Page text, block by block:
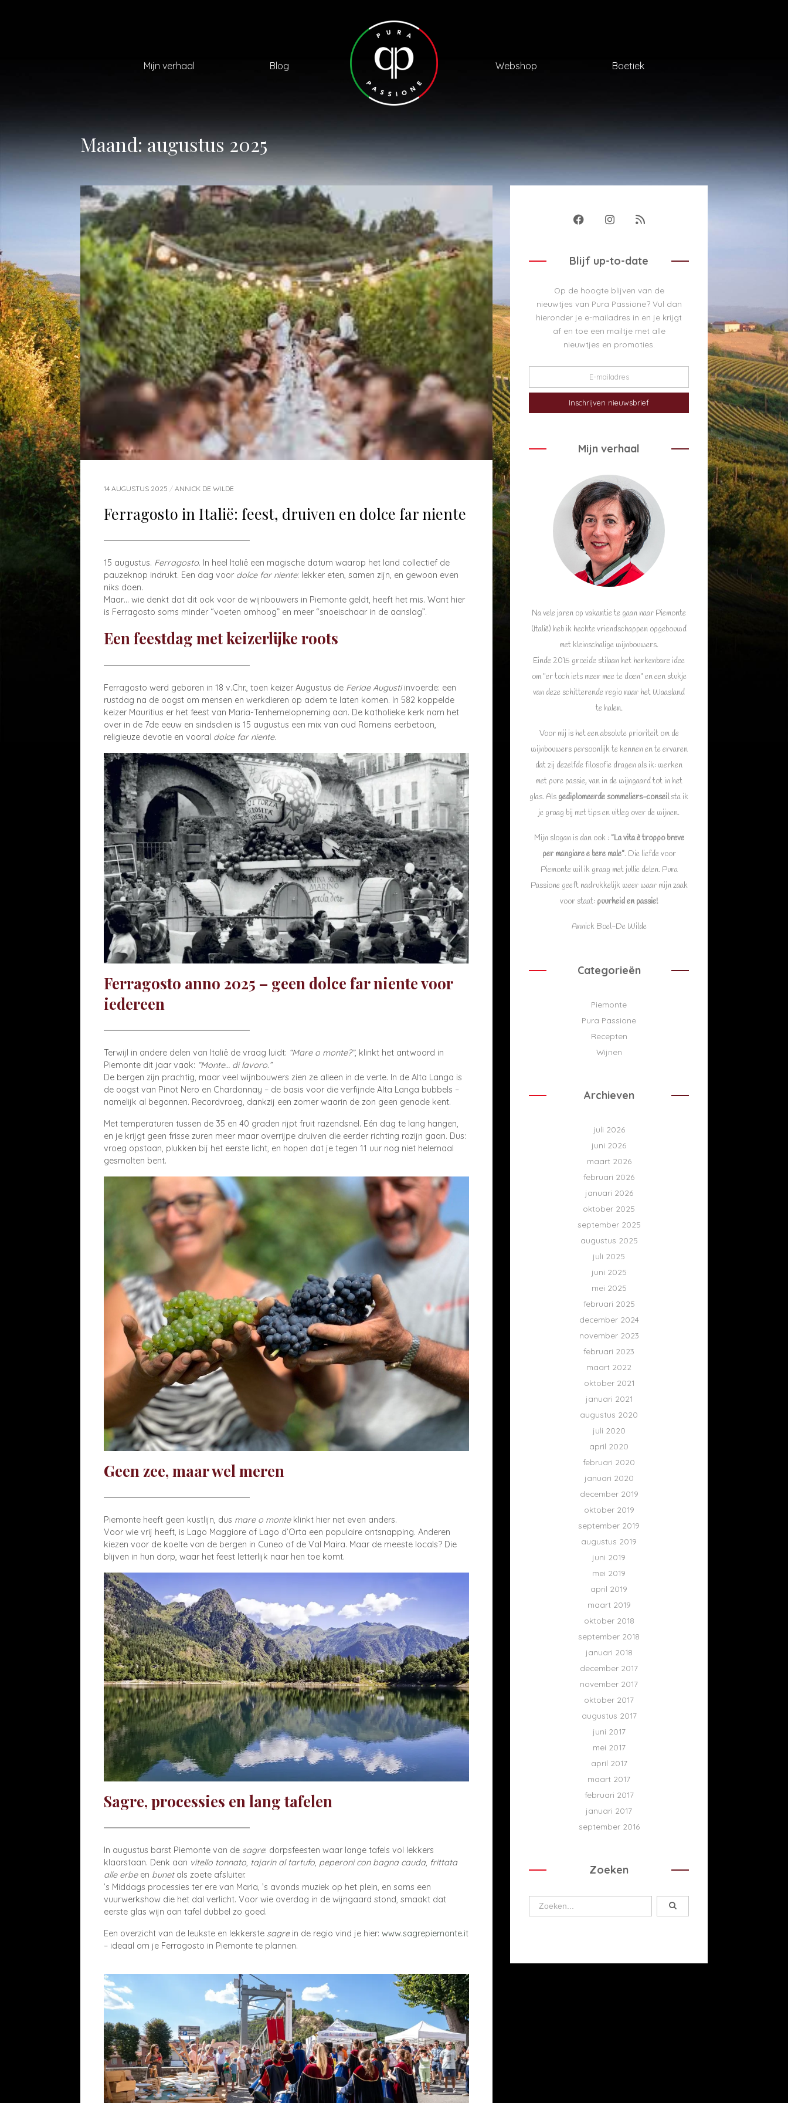
Mijn verhaal Blog Webshop Boetiek
Maand:augustus 2025
14 AUGUSTUS 2025 / ANNICK DE WILDE
Ferragosto in Italië: feest, druiven en dolce far niente
15 augustus. Ferragosto. In heel Italië een magische datum waarop het land collectief de
pauzeknop indrukt. Een dag voor dolce far niente: lekker eten, samen zijn, en gewoon even
niks doen.
Maar… wie denkt dat dit ook voor de wijnbouwers in Piemonte geldt, heeft het mis. Want hier
is Ferragosto soms minder “voeten omhoog” en meer “snoeischaar in de aanslag”.
Een feestdag met keizerlijke roots
Ferragosto werd geboren in 18 v.Chr., toen keizer Augustus de Feriae Augustiinvoerde: een
rustdag na de oogst om mensen en werkdieren op adem te laten komen. In 582 koppelde
keizer Mauritius er het feest van Maria-Tenhemelopneming aan. De katholieke kerk nam het
over in de 7de eeuw en sindsdien is 15 augustus een mix van oud Romeins eerbetoon,
religieuze devotie en vooral dolce far niente.
Ferragosto anno 2025 – geen dolce far niente voor
iedereen
Terwijl in andere delen van Italië de vraag luidt: “Mare o monte?”, klinkt het antwoord in
Piemonte dit jaar vaak: “Monte… di lavoro.”
De bergen zijn prachtig, maar veel wijnbouwers zien ze alleen in de verte. In de Alta Langa is
de oogst van Pinot Nero en Chardonnay – de basis voor die verfijnde Alta Langa bubbels –
namelijk al begonnen. Recordvroeg, dankzij een zomer waarin de zon geen genade kent.
Met temperaturen tussen de 35 en 40 graden rijpt fruit razendsnel. Eén dag te lang hangen,
en je krijgt geen frisse zuren meer maar overrijpe druiven die eerder richting rozijn gaan. Dus:
vroeg opstaan, plukken bij het eerste licht, en hopen dat je tegen 11 uur nog niet helemaal
gesmolten bent.
Geen zee, maar wel meren
Piemonte heeft geen kustlijn, dus mare o monteklinkt hier net even anders.
Voor wie vrij heeft, is Lago Maggiore of Lago d’Orta een populaire ontsnapping. Anderen
kiezen voor de koelte van de bergen in Cuneo of de Val Maira. Maar de meeste locals? Die
blijven in hun dorp, waar het feest letterlijk naar hen toe komt.
Sagre, processies en lang tafelen
In augustus barst Piemonte van de sagre: dorpsfeesten waar lange tafels vol lekkers
klaarstaan. Denk aan vitello tonnato, tajarin al tartufo, peperoni con bagna cauda, frittata
alle erbeen bunetals zoete afsluiter.
’s Middags processies ter ere van Maria, ’s avonds muziek op het plein, en soms een
vuurwerkshow die het dal verlicht. Voor wie overdag in de wijngaard stond, smaakt dat
eerste glas wijn aan tafel dubbel zo goed.
Een overzicht van de leukste en lekkerste sagrein de regio vind je hier: www.sagrepiemonte.it
– ideaal om je Ferragosto in Piemonte te plannen.
Blijf up-to-date
Op de hoogte blijven van de
nieuwtjes van Pura Passione? Vul dan
hieronder je e-mailadres in en je krijgt
af en toe een mailtje met alle
nieuwtjes en promoties.
Mijn verhaal
Na vele jaren op vakantie te gaan naar Piemonte
(Italië) heb ik hechte vriendschappen opgebouwd
met kleinschalige wijnbouwers.
Einde 2015 groeide stilaan het herkenbare idee
om “er toch iets meer mee te doen” en een stukje
van deze schitterende regio naar het Waasland
te halen.
Voor mij is het een absolute prioriteit om de
wijnbouwers persoonlijk te kennen en te ervaren
dat zij dezelfde filosofie dragen als ik: werken
met pure passie, van in de wijngaard tot in het
glas. Als gediplomeerde sommeliers-conseilsta ik
je graag bij met tips en uitleg over de wijnen.
Mijn slogan is dan ook : ”La vita è troppo breve
per mangiare e bere male”. Die liefde voor
Piemonte wil ik graag met jullie delen. Pura
Passione geeft nadrukkelijk weer waar mijn zaak
voor staat: puurheid en passie!
Annick Boel-De Wilde
Categorieën
Piemonte
Pura Passione
Recepten
Wijnen
Archieven
juli 2026
juni 2026
maart 2026
februari 2026
januari 2026
oktober 2025
september 2025
augustus 2025
juli 2025
juni 2025
mei 2025
februari 2025
december 2024
november 2023
februari 2023
maart 2022
oktober 2021
januari 2021
augustus 2020
juli 2020
april 2020
februari 2020
januari 2020
december 2019
oktober 2019
september 2019
augustus 2019
juni 2019
mei 2019
april 2019
maart 2019
oktober 2018
september 2018
januari 2018
december 2017
november 2017
oktober 2017
augustus 2017
juni 2017
mei 2017
april 2017
maart 2017
februari 2017
januari 2017
september 2016
Zoeken